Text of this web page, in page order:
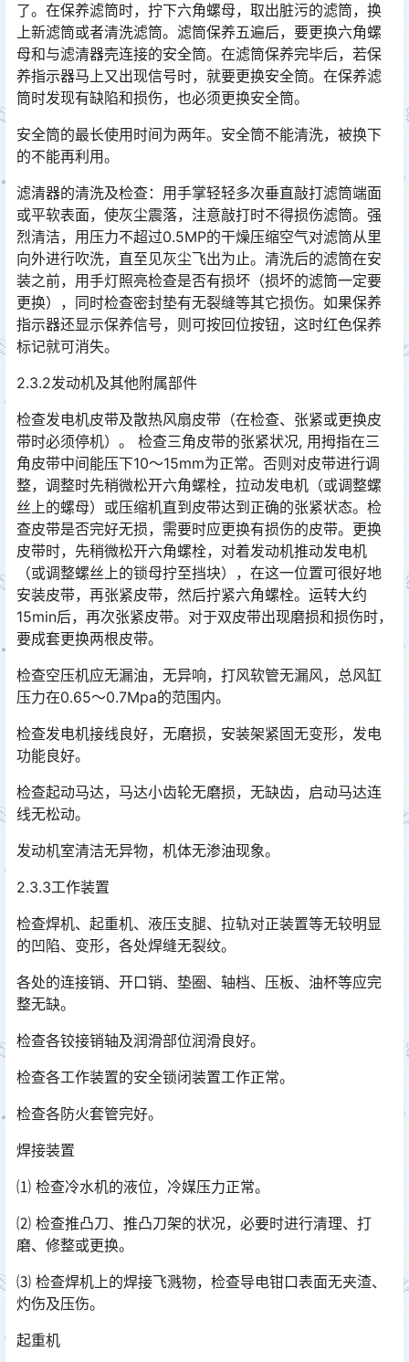
了。在保养滤筒时，拧下六角螺母，取出脏污的滤筒，换
上新滤筒或者清洗滤筒。滤筒保养五遍后，要更换六角螺
母和与滤清器壳连接的安全筒。在滤筒保养完毕后，若保
养指示器马上又出现信号时，就要更换安全筒。在保养滤
筒时发现有缺陷和损伤，也必须更换安全筒。󠅅󠅃󠄵󠅂󠄪󠇖󠆨󠆨󠇕󠆞󠆒󠅬󠇘󠆭󠆘󠇙󠆝󠅵󠇗󠆭󠆁󠄐󠇗󠅹󠅸󠇖󠆍󠅳󠇖󠅹󠅰󠇖󠆌󠅹
安全筒的最长使用时间为两年。安全筒不能清洗，被换下
的不能再利用。
滤清器的清洗及检查：用手掌轻轻多次垂直敲打滤筒端面
或平软表面，使灰尘震落，注意敲打时不得损伤滤筒。强
烈清洁，用压力不超过0.5MP的干燥压缩空气对滤筒从里
向外进行吹洗，直至见灰尘飞出为止。清洗后的滤筒在安
装之前，用手灯照亮检查是否有损坏（损坏的滤筒一定要
更换），同时检查密封垫有无裂缝等其它损伤。如果保养
指示器还显示保养信号，则可按回位按钮，这时红色保养
标记就可消失。󠅅󠅃󠄵󠅂󠄪󠇖󠆨󠆨󠇕󠆞󠆒󠅬󠇘󠆭󠆘󠇙󠆝󠅵󠇗󠆭󠆁󠄐󠇗󠅹󠅸󠇖󠆍󠅳󠇖󠅹󠅰󠇖󠆌󠅹
2.3.2发动机及其他附属部件
检查发电机皮带及散热风扇皮带（在检查、张紧或更换皮
带时必须停机）。 检查三角皮带的张紧状况, 用拇指在三
角皮带中间能压下10～15mm为正常。否则对皮带进行调
整，调整时先稍微松开六角螺栓，拉动发电机（或调整螺
丝上的螺母）或压缩机直到皮带达到正确的张紧状态。检
查皮带是否完好无损，需要时应更换有损伤的皮带。更换
皮带时，先稍微松开六角螺栓，对着发动机推动发电机
（或调整螺丝上的锁母拧至挡块），在这一位置可很好地
安装皮带，再张紧皮带，然后拧紧六角螺栓。运转大约
15min后，再次张紧皮带。对于双皮带出现磨损和损伤时，
要成套更换两根皮带。󠅅󠅃󠄵󠅂󠄪󠇖󠆨󠆨󠇕󠆞󠆒󠅬󠇘󠆭󠆘󠇙󠆝󠅵󠇗󠆭󠆁󠄐󠇗󠅹󠅸󠇖󠆍󠅳󠇖󠅹󠅰󠇖󠆌󠅹
检查空压机应无漏油，无异响，打风软管无漏风，总风缸
压力在0.65～0.7Mpa的范围内。
检查发电机接线良好，无磨损，安装架紧固无变形，发电
功能良好。
检查起动马达，马达小齿轮无磨损，无缺齿，启动马达连
线无松动。
发动机室清洁无异物，机体无渗油现象。
2.3.3工作装置
检查焊机、起重机、液压支腿、拉轨对正装置等无较明显
的凹陷、变形，各处焊缝无裂纹。
各处的连接销、开口销、垫圈、轴档、压板、油杯等应完
整无缺。
检查各铰接销轴及润滑部位润滑良好。
检查各工作装置的安全锁闭装置工作正常。
检查各防火套管完好。
焊接装置
⑴ 检查冷水机的液位，冷媒压力正常。
⑵ 检查推凸刀、推凸刀架的状况，必要时进行清理、打
磨、修整或更换。
⑶ 检查焊机上的焊接飞溅物，检查导电钳口表面无夹渣、
灼伤及压伤。
起重机